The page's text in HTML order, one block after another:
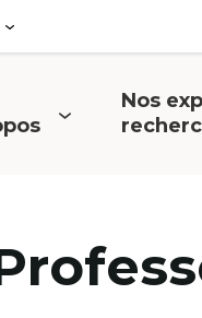
Ouvrir
Nos